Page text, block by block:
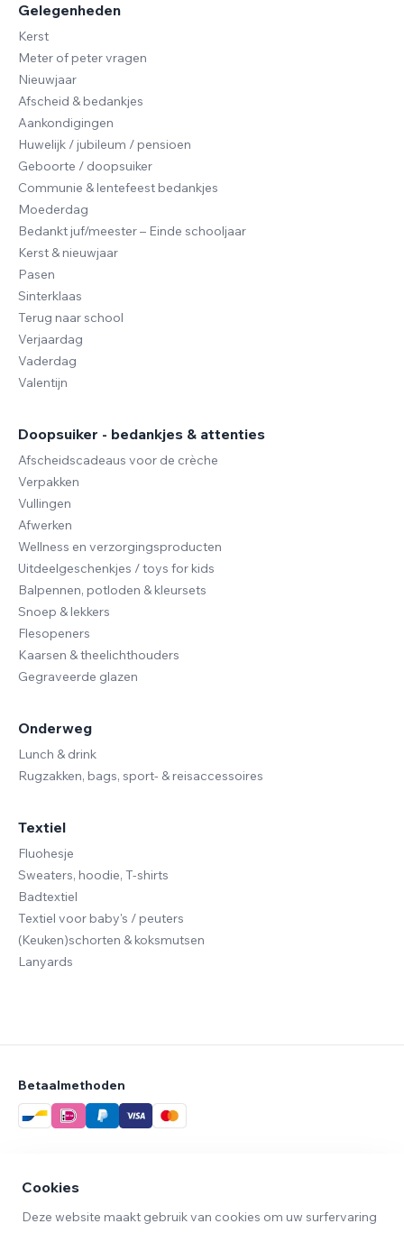
Gelegenheden
Kerst
Meter of peter vragen
Nieuwjaar
Afscheid & bedankjes
Aankondigingen
Huwelijk / jubileum / pensioen
Geboorte / doopsuiker
Communie & lentefeest bedankjes
Moederdag
Bedankt juf/meester – Einde schooljaar
Kerst & nieuwjaar
Pasen
Sinterklaas
Terug naar school
Verjaardag
Vaderdag
Valentijn
Doopsuiker - bedankjes & attenties
Afscheidscadeaus voor de crèche
Verpakken
Vullingen
Afwerken
Wellness en verzorgingsproducten
Uitdeelgeschenkjes / toys for kids
Balpennen, potloden & kleursets
Snoep & lekkers
Flesopeners
Kaarsen & theelichthouders
Gegraveerde glazen
Onderweg
Lunch & drink
Rugzakken, bags, sport- & reisaccessoires
Textiel
Fluohesje
Sweaters, hoodie, T-shirts
Badtextiel
Textiel voor baby's / peuters
(Keuken)schorten & koksmutsen
Lanyards
Betaalmethoden
Cookies
Deze website maakt gebruik van cookies om uw surfervaring